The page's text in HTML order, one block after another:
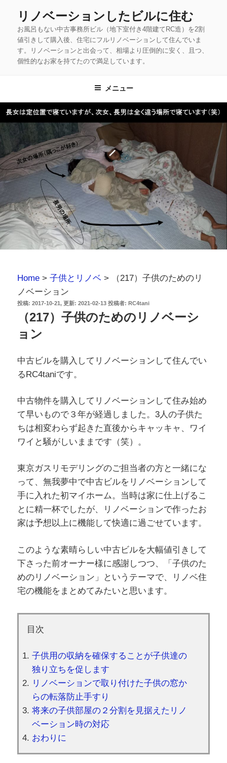
キ
ッ
リノベーションしたビルに住む
お風呂もない中古事務所ビル（地下室付き4階建てRC造）を2割
値引きして購入後、住宅にフルリノベーションして住んでいま
す。リノベーションと出会って、相場より圧倒的に安く、且つ、
個性的なお家を持てたので満足しています。
メニュー
Home> 子供とリノベ>
（217）子供のためのリ
ノベーション
投
2017-10-21 2021-02-13投稿者: RC4tani
（217）子供のためのリノベーシ
ョン
中古ビルを購入してリノベーションして住んでい
るRC4taniです。
中古物件を購入してリノベーションして住み始め
て早いもので３年が経過しました。3人の子供た
ちは相変わらず起きた直後からキャッキャ、ワイ
ワイと騒がしいままです（笑）。
東京ガスリモデリングのご担当者の方と一緒にな
って、無我夢中で中古ビルをリノベーションして
手に入れた初マイホーム。当時は家に仕上げるこ
とに精一杯でしたが、リノベーションで作ったお
家は予想以上に機能して快適に過ごせています。
このような素晴らしい中古ビルを大幅値引きして
下さった前オーナー様に感謝しつつ、「子供のた
めのリノベーション」というテーマで、リノベ住
宅の機能をまとめてみたいと思います。
目次
子供用の収納を確保することが子供達の
独り立ちを促します
リノベーションで取り付けた子供の窓か
らの転落防止手すり
将来の子供部屋の２分割を見据えたリノ
ベーション時の対応
おわりに